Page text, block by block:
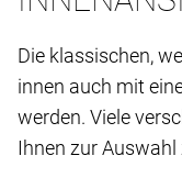
Die klassischen,
innen auch mit
werden. Viele
Ihnen zur